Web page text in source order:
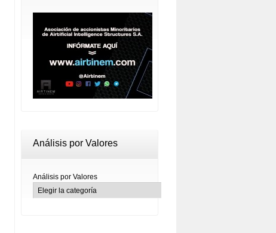
Análisis por Valores
Análisis por Valores